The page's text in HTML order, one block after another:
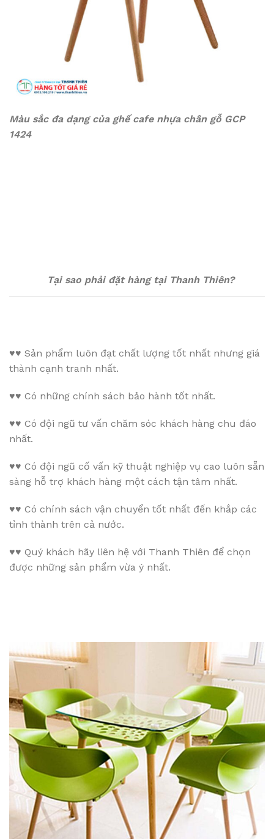
Màu sắc đa dạng của ghế cafe nhựa chân gỗ GCP
1424
Tại sao phải đặt hàng tại Thanh Thiên?
♥♥ Sản phẩm luôn đạt chất lượng tốt nhất nhưng giá
thành cạnh tranh nhất.
♥♥ Có những chính sách bảo hành tốt nhất.
♥♥ Có đội ngũ tư vấn chăm sóc khách hàng chu đáo
nhất.
♥♥ Có đội ngũ cố vấn kỹ thuật nghiệp vụ cao luôn sẵn
sàng hỗ trợ khách hàng một cách tận tâm nhất.
♥♥ Có chính sách vận chuyển tốt nhất đến khắp các
tỉnh thành trên cả nước.
♥♥ Quý khách hãy liên hệ với Thanh Thiên để chọn
được những sản phẩm vừa ý nhất.